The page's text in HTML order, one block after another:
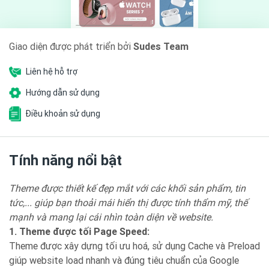
Giao diện được phát triển bởi Sudes Team
Liên hệ hỗ trợ
Hướng dẫn sử dụng
Điều khoản sử dụng
Tính năng nổi bật
Theme được thiết kế đẹp mắt với các khối sản phẩm, tin
tức,... giúp bạn thoải mái hiển thị được tính thẩm mỹ, thế
mạnh và mang lại cái nhìn toàn diện về website.
1. Theme được tối Page Speed:
Theme được xây dựng tối ưu hoá, sử dụng Cache và Preload
giúp website load nhanh và đúng tiêu chuẩn của Google